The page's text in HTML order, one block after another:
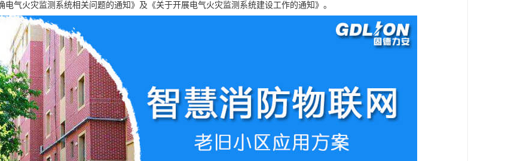
电气火灾监测系统相关问题的通知》及《关于开展电气火灾监测系统建设工作的通知》。